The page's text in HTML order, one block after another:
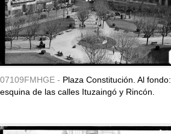
07109FMHGE - Plaza Constitución. Al fondo:
esquina de las calles Ituzaingó y Rincón.